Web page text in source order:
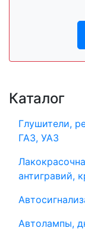
Каталог
Глушители,
ГАЗ, УАЗ
антигравий,
Автолампы,